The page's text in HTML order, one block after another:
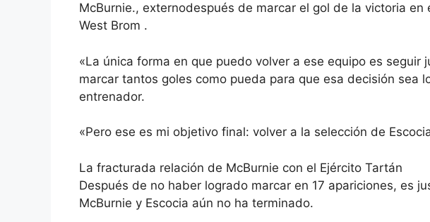
McBurnie., externodespués de marcar el gol de la victoria en
West Brom .
«La única forma en que puedo volver a ese equipo es seguir
marcar tantos goles como pueda para que esa decisión sea
entrenador.
«Pero ese es mi objetivo final: volver a la selección de
La fracturada relación de McBurnie con el Ejército Tartán
Después de no haber logrado marcar en 17 apariciones, es
McBurnie y Escocia aún no ha terminado.